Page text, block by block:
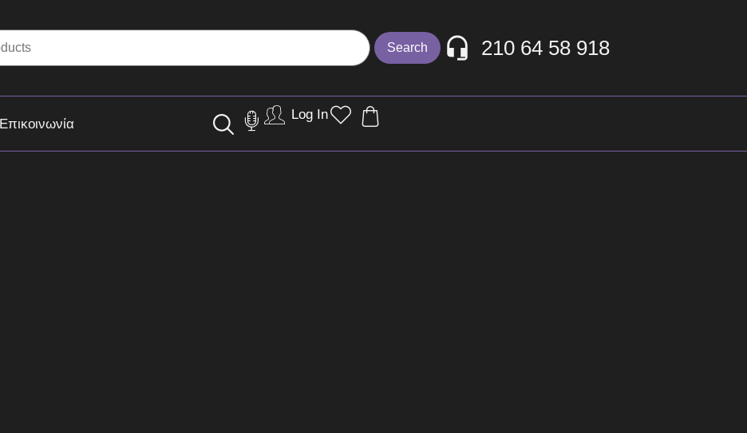
210 64 58 918
Επικοινωνία
Log In